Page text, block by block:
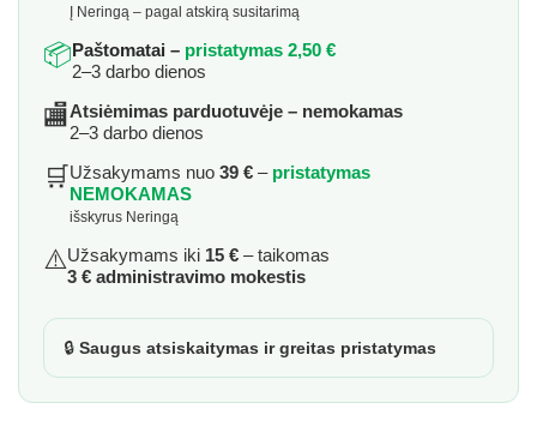
Į Neringą – pagal atskirą susitarimą
📦Paštomatai – pristatymas 2,50 €
2–3 darbo dienos
🏬Atsiėmimas parduotuvėje – nemokamas
2–3 darbo dienos
🛒Užsakymams nuo 39 € – pristatymas
NEMOKAMAS
išskyrus Neringą
⚠️Užsakymams iki 15 € – taikomas
3 € administravimo mokestis
🔒 Saugus atsiskaitymas ir greitas pristatymas